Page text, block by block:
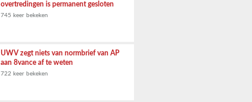
overtredingen is permanent gesloten
745 keer bekeken
UWV zegt niets van normbrief van AP
aan 8vance af te weten
722 keer bekeken